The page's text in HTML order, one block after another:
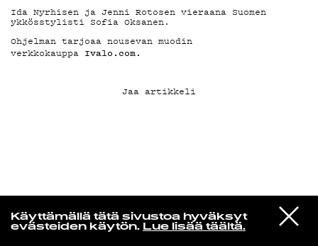
Käyttämällä tätä sivustoa hyväksyt
evästeiden käytön. Lue lisää täältä.
VIESTI
STUDIOON
Ariana Grande
oh well
Ida Nyrhisen ja Jenni Rotosen vieraana Suomen
ykkösstylisti Sofia Oksanen.
Ohjelman tarjoaa nousevan muodin
verkkokauppa Ivalo.com.
Jaa artikkeli